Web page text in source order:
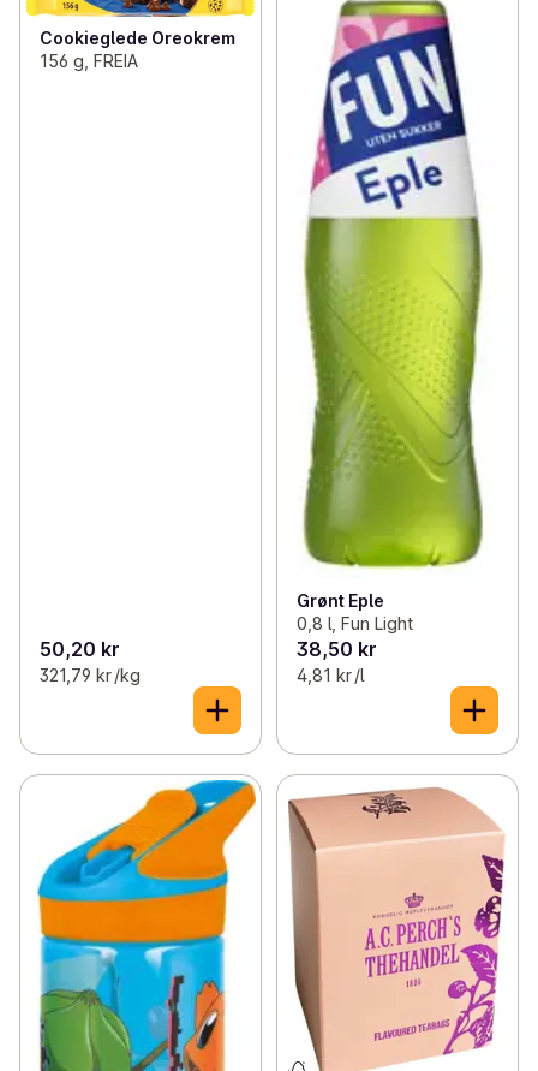
Cookieglede Oreokrem
156 g, FREIA
50,20 kr
321,79 kr /kg
Grønt Eple
0,8 l, Fun Light
38,50 kr
4,81 kr /l